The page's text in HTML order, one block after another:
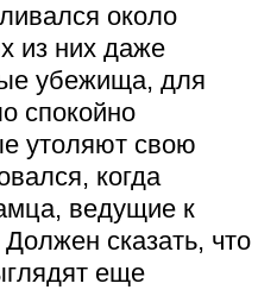
около
из них даже
убежища, для
спокойно
утоляют свою
когда
ведущие к
сказать, что
еще